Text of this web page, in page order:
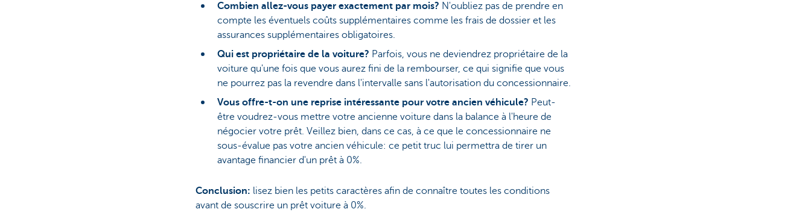
Combien allez-vous payer exactement par mois? N'oubliez pas de prendre en
compte les éventuels coûts supplémentaires comme les frais de dossier et les
assurances supplémentaires obligatoires.
Qui est propriétaire de la voiture? Parfois, vous ne deviendrez propriétaire de la
voiture qu'une fois que vous aurez fini de la rembourser, ce qui signifie que vous
ne pourrez pas la revendre dans l'intervalle sans l'autorisation du concessionnaire.
Vous offre-t-on une reprise intéressante pour votre ancien véhicule? Peut-
être voudrez-vous mettre votre ancienne voiture dans la balance à l'heure de
négocier votre prêt. Veillez bien, dans ce cas, à ce que le concessionnaire ne
sous-évalue pas votre ancien véhicule: ce petit truc lui permettra de tirer un
avantage financier d'un prêt à 0%.
Conclusion: lisez bien les petits caractères afin de connaître toutes les conditions
avant de souscrire un prêt voiture à 0%.